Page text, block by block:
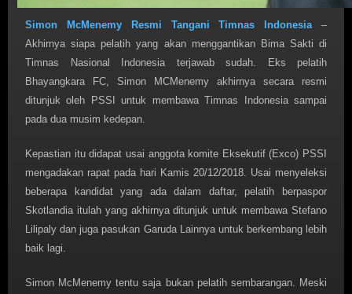
Simon McMenemy Resmi Tangani Timnas Indonesia –
Akhirnya siapa pelatih yang akan menggantikan Bima Sakti di
Timnas Nasional Indonesia terjawab sudah. Eks pelatih
Bhayangkara FC, Simon MCMenemy akhirnya secara resmi
ditunjuk oleh PSSI untuk membawa Timnas Indonesia sampai
pada dua musim kedepan.
Kepastian itu didapat usai anggota komite Eksekutif (Exco) PSSI
mengadakan rapat pada hari Kamis 20/12/2018. Usai menyeleksi
beberapa kandidat yang ada dalam daftar, pelatih berpaspor
Skotlandia itulah yang akhirnya ditunjuk untuk membawa Stefano
Lilipaly dan juga pasukan Garuda Lainnya untuk berkembang lebih
baik lagi.
Simon McMenemy tentu saja bukan pelatih sembarangan. Meski